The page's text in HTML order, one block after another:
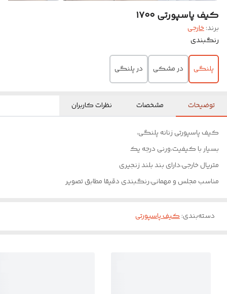
کیف پاسپورتی ۱۷۰۰
برند:خارجی
رنگبندی
پلنگی در مشکی در پلنگی
توضیحات مشخصات نظرات کاربران
کیف پاسپورتی زنانه پلنگی،
بسیار با کیفیت،ورنی درجه یک
متریال خارجی،دارای بند بلند زنجیری
مناسب مجلس و مهمانی،رنگبندی دقیقا مطابق تصویر
دسته‌بندی:کیف پاسپورتی